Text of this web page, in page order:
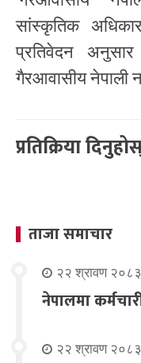
सांस्कृतिक
प्रतिवेदन
गैरआवासीय नेपाली
प्रतिक्रिया
ताजा समाचार
२२ श्रावण
नेपालमा
२२ श्रावण